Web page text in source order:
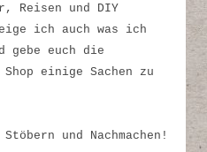
und DIY
ich auch was ich
gebe euch die
einige Sachen zu
und Nachmachen!